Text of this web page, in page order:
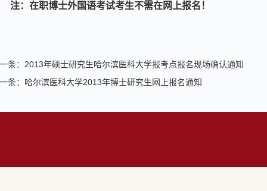
注：在职博士外国语考试考生不需在网上报名！
条： 2013年硕士研究生哈尔滨医科大学报考点报名现场确认通知
条： 哈尔滨医科大学2013年博士研究生网上报名通知